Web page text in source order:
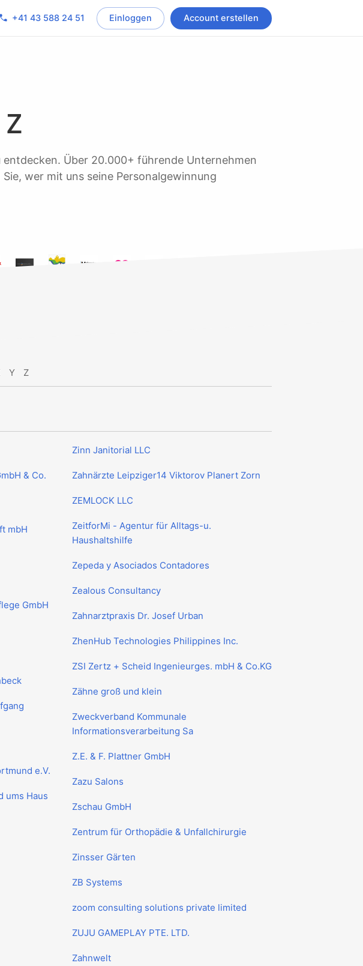
Account erstellen
Einloggen
phone +41 43 588 24 51
wer mit uns seine Personalgewinnung
Y Z
& Co.
mbH
GmbH
e.V.
ums Haus
Zinn Janitorial LLC
Zahnärzte Leipziger14 Viktorov Planert Zorn
ZEMLOCK LLC
ZeitforMi - Agentur für Alltags-u.
Haushaltshilfe
Zepeda y Asociados Contadores
Zealous Consultancy
Zahnarztpraxis Dr. Josef Urban
ZhenHub Technologies Philippines Inc.
ZSI Zertz + Scheid Ingenieurges. mbH & Co.KG
Zähne groß und klein
Zweckverband Kommunale
Informationsverarbeitung Sa
Z.E. & F. Plattner GmbH
Zazu Salons
Zschau GmbH
Zentrum für Orthopädie & Unfallchirurgie
Zinsser Gärten
ZB Systems
zoom consulting solutions private limited
ZUJU GAMEPLAY PTE. LTD.
Zahnwelt